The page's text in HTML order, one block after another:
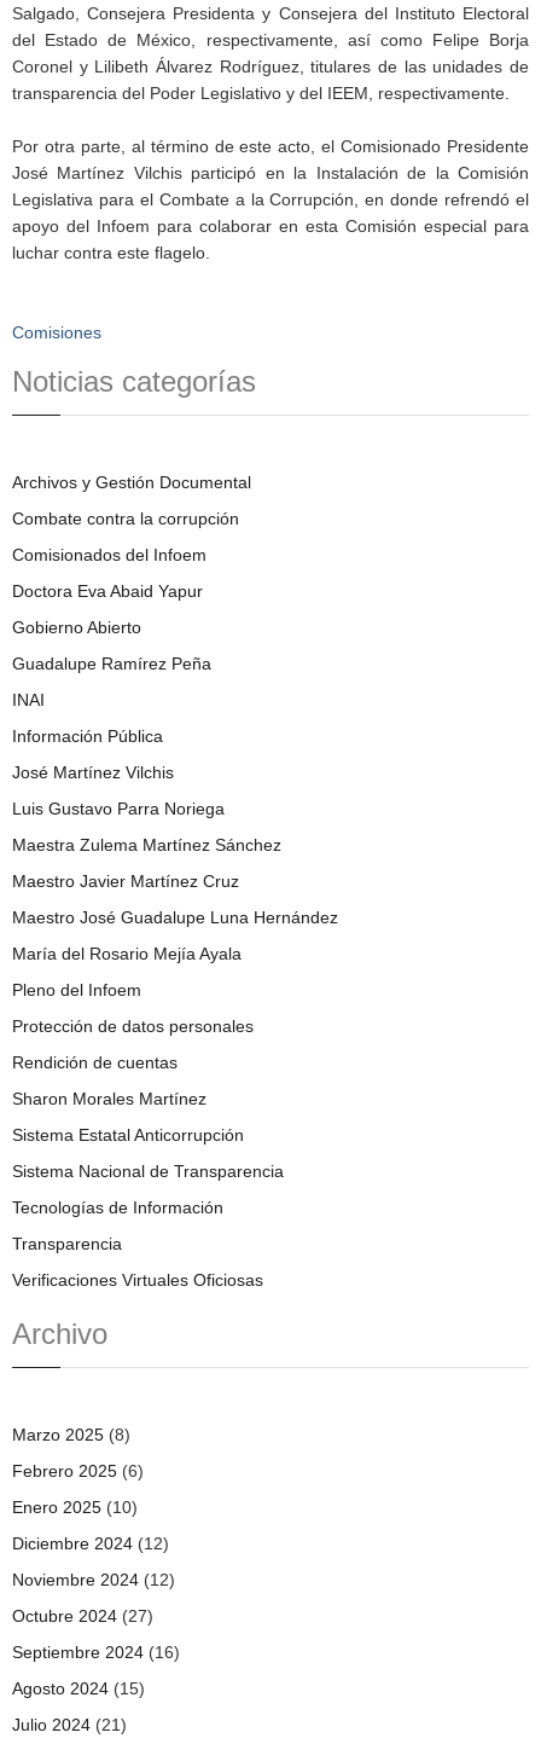
Salgado, Consejera Presidenta y Consejera del Instituto Electoral
del Estado de México, respectivamente, así como Felipe Borja
Coronel y Lilibeth Álvarez Rodríguez, titulares de las unidades de
transparencia del Poder Legislativo y del IEEM, respectivamente.
Por otra parte, al término de este acto, el Comisionado Presidente
José Martínez Vilchis participó en la Instalación de la Comisión
Legislativa para el Combate a la Corrupción, en donde refrendó el
apoyo del Infoem para colaborar en esta Comisión especial para
luchar contra este flagelo.
Comisiones
Noticias categorías
Archivos y Gestión Documental
Combate contra la corrupción
Comisionados del Infoem
Doctora Eva Abaid Yapur
Gobierno Abierto
Guadalupe Ramírez Peña
INAI
Información Pública
José Martínez Vilchis
Luis Gustavo Parra Noriega
Maestra Zulema Martínez Sánchez
Maestro Javier Martínez Cruz
Maestro José Guadalupe Luna Hernández
María del Rosario Mejía Ayala
Pleno del Infoem
Protección de datos personales
Rendición de cuentas
Sharon Morales Martínez
Sistema Estatal Anticorrupción
Sistema Nacional de Transparencia
Tecnologías de Información
Transparencia
Verificaciones Virtuales Oficiosas
Archivo
Marzo 2025 (8)
Febrero 2025 (6)
Enero 2025 (10)
Diciembre 2024 (12)
Noviembre 2024 (12)
Octubre 2024 (27)
Septiembre 2024 (16)
Agosto 2024 (15)
Julio 2024 (21)